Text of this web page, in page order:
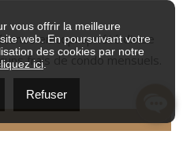
en copropriété divise
frais de condo mensuels.
vous offrir la meilleure
web. En poursuivant votre
des cookies par notre
ici
Refuser